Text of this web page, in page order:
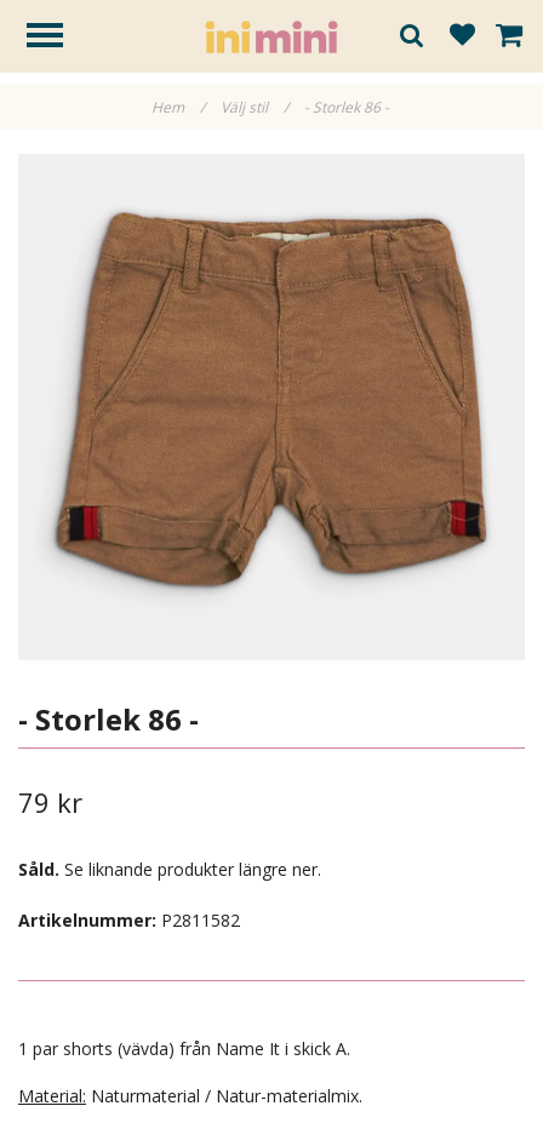
Hem / Välj stil / - Storlek 86 -
- Storlek 86 -
79 kr
Såld. Se liknande produkter längre ner.
Artikelnummer: P2811582
1 par shorts (vävda) från Name It i skick A.
Material: Naturmaterial / Natur-materialmix.